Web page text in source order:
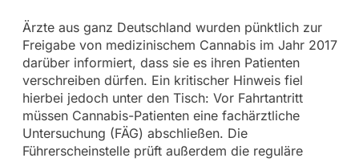
Ärzte aus ganz Deutschland wurden pünktlich zur
Freigabe von medizinischem Cannabis im Jahr 2017
darüber informiert, dass sie es ihren Patienten
verschreiben dürfen. Ein kritischer Hinweis fiel
hierbei jedoch unter den Tisch: Vor Fahrtantritt
müssen Cannabis-Patienten eine fachärztliche
Untersuchung (FÄG) abschließen. Die
Führerscheinstelle prüft außerdem die reguläre